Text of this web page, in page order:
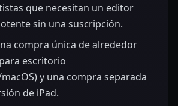
que necesitan un editor
sin una suscripción.
compra única de alrededor
escritorio
y una compra separada
de iPad.